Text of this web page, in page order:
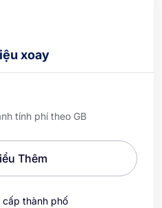
xoay
tính phí theo GB
Thêm
cấp thành phố